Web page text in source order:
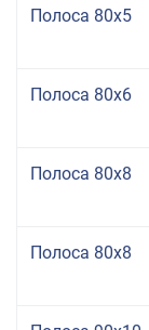
Полоса 80x5
Полоса 80x6
Полоса 80x8
Полоса 80x8